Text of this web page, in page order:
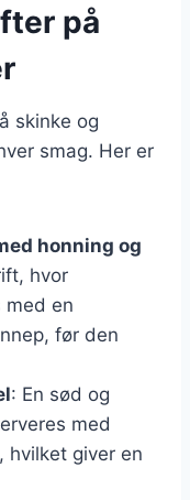
på
skinke og
smag. Her er
honning og
hvor
med en
før den
: En sød og
med
giver en